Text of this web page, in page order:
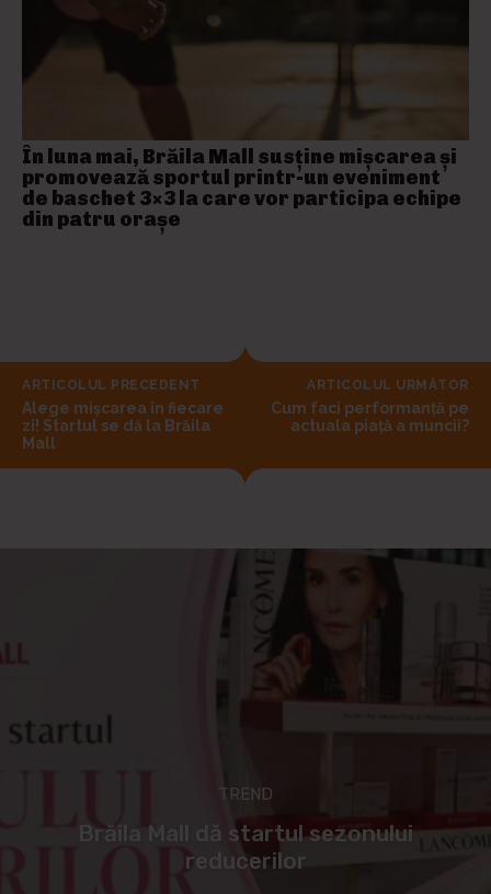
În luna mai, Brăila Mall susține mişcarea și
promovează sportul printr-un eveniment
de baschet 3×3 la care vor participa echipe
din patru orașe
ARTICOLUL PRECEDENT
Alege mișcarea în fiecare
zi! Startul se dă la Brăila
Mall
ARTICOLUL URMĂTOR
Cum faci performanță pe
actuala piață a muncii?
TREND
Brăila Mall dă startul sezonului
reducerilor